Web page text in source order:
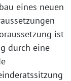
eines neuen
ist
durch eine